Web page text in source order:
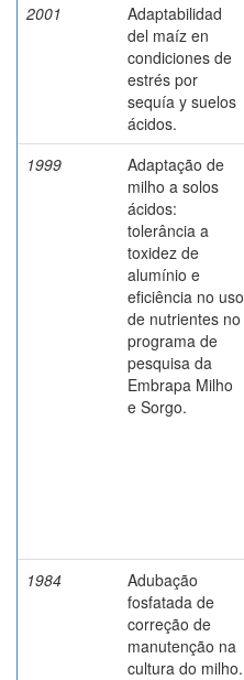
2001
Adaptabilidad
del maíz en
condiciones de
estrés por
sequía y suelos
ácidos.
1999
Adaptação de
milho a solos
ácidos:
tolerância a
toxidez de
alumínio e
eficiência no uso
de nutrientes no
programa de
pesquisa da
Embrapa Milho
e Sorgo.
1984
Adubação
fosfatada de
correção de
manutenção na
cultura do milho.